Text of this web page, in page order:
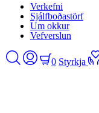
Verkefni
Sjálfboðastörf
Um okkur
Vefverslun
0 Styrkja